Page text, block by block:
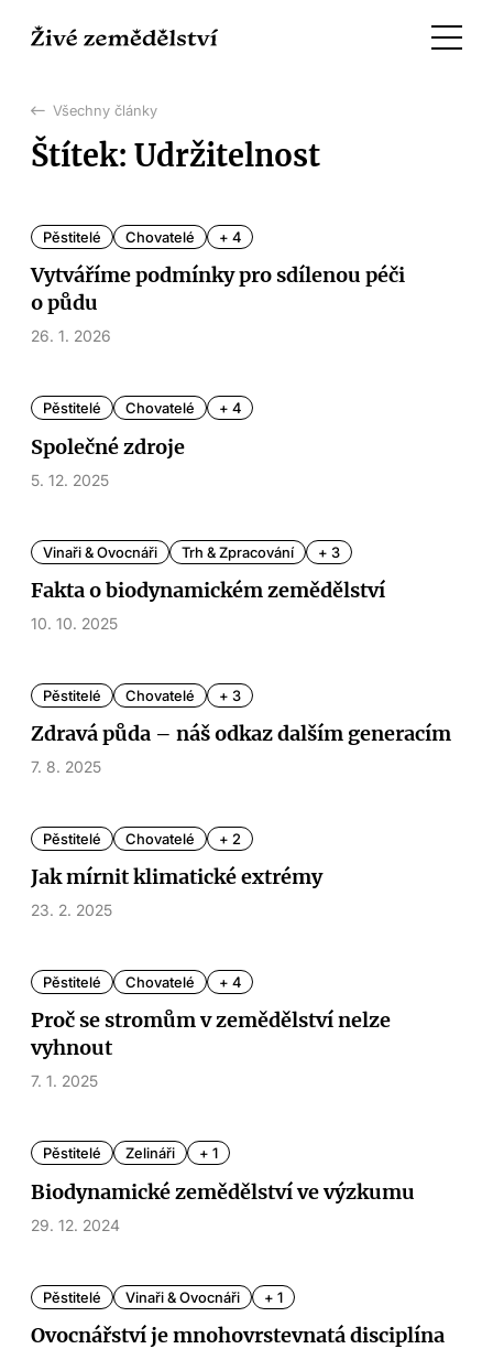
Všechny články
Štítek: Udržitelnost
Pěstitelé Chovatelé + 4
Vytváříme podmínky pro sdílenou péči
o půdu
26. 1. 2026
Pěstitelé Chovatelé + 4
Společné zdroje
5. 12. 2025
Vinaři & Ovocnáři Trh & Zpracování + 3
Fakta o biodynamickém zemědělství
10. 10. 2025
Pěstitelé Chovatelé + 3
Zdravá půda – náš odkaz dalším generacím
7. 8. 2025
Pěstitelé Chovatelé + 2
Jak mírnit klimatické extrémy
23. 2. 2025
Pěstitelé Chovatelé + 4
Proč se stromům v zemědělství nelze
vyhnout
7. 1. 2025
Pěstitelé Zelináři + 1
Biodynamické zemědělství ve výzkumu
29. 12. 2024
Pěstitelé Vinaři & Ovocnáři + 1
Ovocnářství je mnohovrstevnatá disciplína